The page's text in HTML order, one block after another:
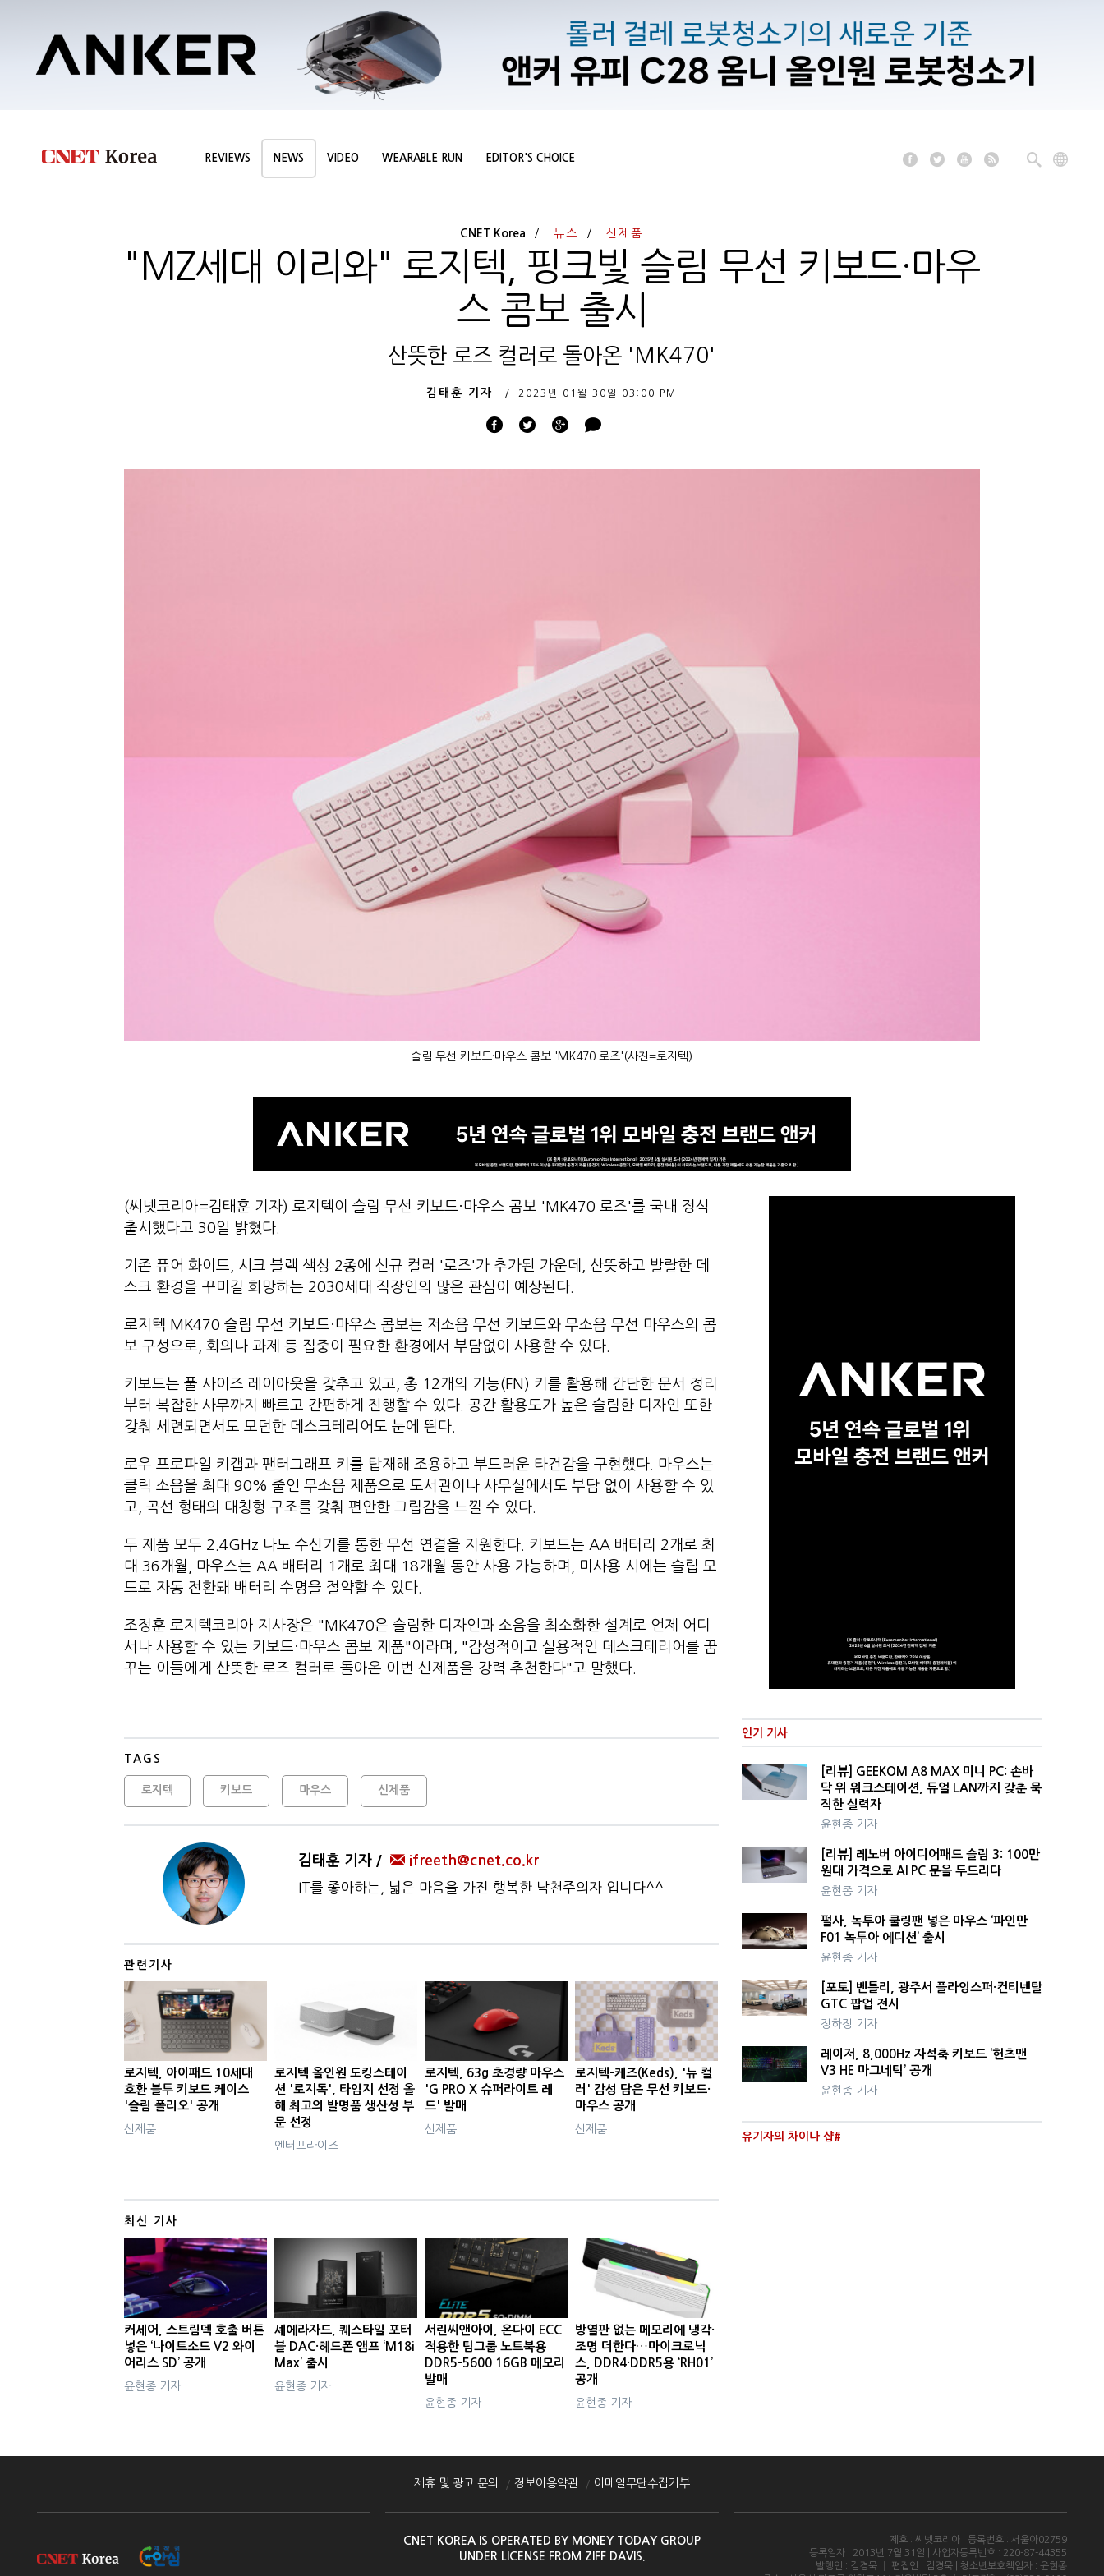
REVIEWS NEWS VIDEO WEARABLE RUN EDITOR'S CHOICE
CNET Korea 뉴스 신제품
"MZ세대 이리와" 로지텍, 핑크빛 슬림 무선 키보드·마우
스 콤보 출시
산뜻한 로즈 컬러로 돌아온 'MK470'
김태훈 기자 2023년 01월 30일 03:00 PM
슬림 무선 키보드·마우스 콤보 'MK470 로즈'(사진=로지텍)
(씨넷코리아=김태훈 기자) 로지텍이 슬림 무선 키보드·마우스 콤보 'MK470 로즈'를 국내 정식
출시했다고 30일 밝혔다.
기존 퓨어 화이트, 시크 블랙 색상 2종에 신규 컬러 '로즈'가 추가된 가운데, 산뜻하고 발랄한 데
스크 환경을 꾸미길 희망하는 2030세대 직장인의 많은 관심이 예상된다.
로지텍 MK470 슬림 무선 키보드·마우스 콤보는 저소음 무선 키보드와 무소음 무선 마우스의 콤
보 구성으로, 회의나 과제 등 집중이 필요한 환경에서 부담없이 사용할 수 있다.
키보드는 풀 사이즈 레이아웃을 갖추고 있고, 총 12개의 기능(FN) 키를 활용해 간단한 문서 정리
부터 복잡한 사무까지 빠르고 간편하게 진행할 수 있다. 공간 활용도가 높은 슬림한 디자인 또한
갖춰 세련되면서도 모던한 데스크테리어도 눈에 띈다.
로우 프로파일 키캡과 팬터그래프 키를 탑재해 조용하고 부드러운 타건감을 구현했다. 마우스는
클릭 소음을 최대 90% 줄인 무소음 제품으로 도서관이나 사무실에서도 부담 없이 사용할 수 있
고, 곡선 형태의 대칭형 구조를 갖춰 편안한 그립감을 느낄 수 있다.
두 제품 모두 2.4GHz 나노 수신기를 통한 무선 연결을 지원한다. 키보드는 AA 배터리 2개로 최
대 36개월, 마우스는 AA 배터리 1개로 최대 18개월 동안 사용 가능하며, 미사용 시에는 슬립 모
드로 자동 전환돼 배터리 수명을 절약할 수 있다.
조정훈 로지텍코리아 지사장은 "MK470은 슬림한 디자인과 소음을 최소화한 설계로 언제 어디
서나 사용할 수 있는 키보드·마우스 콤보 제품"이라며, "감성적이고 실용적인 데스크테리어를 꿈
꾸는 이들에게 산뜻한 로즈 컬러로 돌아온 이번 신제품을 강력 추천한다"고 말했다.
TAGS
로지텍 키보드 마우스 신제품
김태훈 기자 ifreeth@cnet.co.kr
IT를 좋아하는, 넓은 마음을 가진 행복한 낙천주의자 입니다^^
관련기사
로지텍, 아이패드 10세대
호환 블투 키보드 케이스
'슬림 폴리오' 공개
신제품
로지텍 올인원 도킹스테이
션 '로지독', 타임지 선정 올
해 최고의 발명품 생산성 부
문 선정
엔터프라이즈
로지텍, 63g 초경량 마우스
'G PRO X 슈퍼라이트 레
드' 발매
신제품
로지텍-케즈(Keds), '뉴 컬
러' 감성 담은 무선 키보드·
마우스 공개
신제품
최신 기사
커세어, 스트림덱 호출 버튼
넣은 ‘나이트소드 V2 와이
어리스 SD’ 공개
윤현종 기자
셰에라자드, 퀘스타일 포터
블 DAC·헤드폰 앰프 ‘M18i
Max’ 출시
윤현종 기자
서린씨앤아이, 온다이 ECC
적용한 팀그룹 노트북용
DDR5-5600 16GB 메모리
발매
윤현종 기자
방열판 없는 메모리에 냉각·
조명 더한다…마이크로닉
스, DDR4·DDR5용 ‘RH01’
공개
윤현종 기자
인기 기사
[리뷰] GEEKOM A8 MAX 미니 PC: 손바
닥 위 워크스테이션, 듀얼 LAN까지 갖춘 묵
직한 실력자
윤현종 기자
[리뷰] 레노버 아이디어패드 슬림 3: 100만
원대 가격으로 AI PC 문을 두드리다
윤현종 기자
펄사, 녹투아 쿨링팬 넣은 마우스 ‘파인만
F01 녹투아 에디션’ 출시
윤현종 기자
[포토] 벤틀리, 광주서 플라잉스퍼·컨티넨탈
GTC 팝업 전시
정하정 기자
레이저, 8,000Hz 자석축 키보드 ‘헌츠맨
V3 HE 마그네틱’ 공개
윤현종 기자
유기자의 차이나 샵#
제휴 및 광고 문의 정보이용약관 이메일무단수집거부
CNET KOREA IS OPERATED BY MONEY TODAY GROUP
UNDER LICENSE FROM ZIFF DAVIS.
제호 : 씨넷코리아 | 등록번호 : 서울아02759
등록일자 : 2013년 7월 31일 | 사업자등록번호 : 220-87-44355
발행인 : 김경묵 │ 편집인 : 김경묵 | 청소년보호책임자 : 윤현종